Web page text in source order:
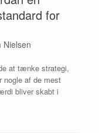
for
Nielsen
at tænke strategi,
nogle af de mest
bliver skabt i